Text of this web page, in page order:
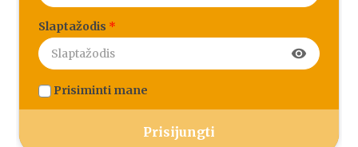
Slaptažodis *
visibility
Prisiminti mane